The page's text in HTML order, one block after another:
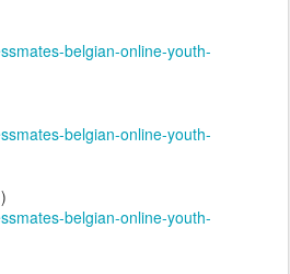
belgian-online-youth-
belgian-online-youth-
belgian-online-youth-